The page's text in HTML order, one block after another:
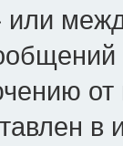
в